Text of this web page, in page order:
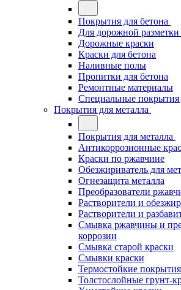
Покрытия для бетона
Для дорожной
Дорожные краски
Краски для бетона
Наливные полы
Пропитки для бетона
Ремонтные материалы
Специальные покрытия
Покрытия для металла
Покрытия для металла
Антикоррозионные
Краски по ржавчине
Обезжириватель для
Огнезащита металла
Преобразователи
Растворители и
Растворители и
Смывка ржавчины и
коррозии
Смывка старой краски
Смывки краски
Термостойкие покрытия
Толстослойные грунт-